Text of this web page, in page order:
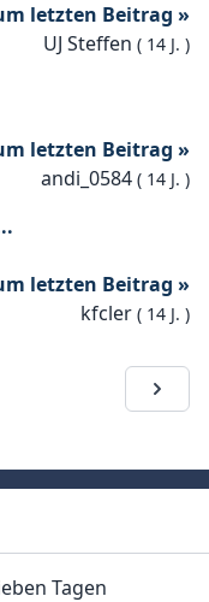
letzten Beitrag »
UJ Steffen ( 14 J. )
letzten Beitrag »
andi_0584 ( 14 J. )
letzten Beitrag »
kfcler ( 14 J. )
Tagen